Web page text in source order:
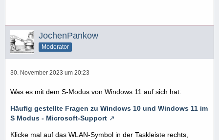
JochenPankow
Moderator
30. November 2023 um 20:23
Was es mit dem S-Modus von Windows 11 auf sich hat:
Häufig gestellte Fragen zu Windows 10 und Windows 11 im
S Modus - Microsoft-Support
Klicke mal auf das WLAN-Symbol in der Taskleiste rechts,